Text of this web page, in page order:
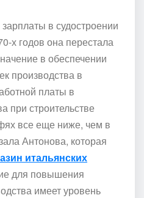
в судостроении
х годов она перестала
в обеспечении
производства в
платы в
при строительстве
все еще ниже, чем в
Антонова, которая
итальянских
для повышения
имеет уровень